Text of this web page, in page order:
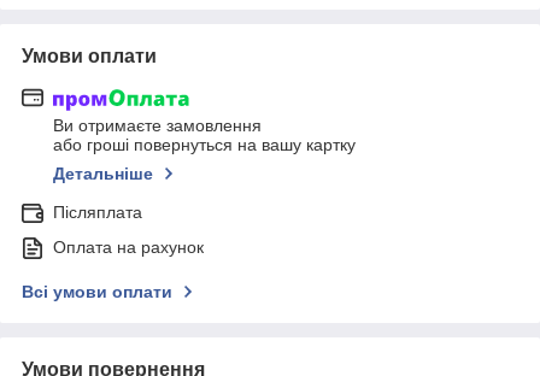
Умови оплати
Ви отримаєте замовлення
або гроші повернуться на вашу картку
Детальніше
Післяплата
Оплата на рахунок
Всі умови оплати
Умови повернення